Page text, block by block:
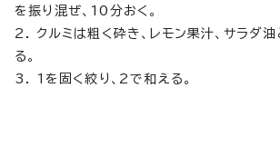
を振り混ぜ、10分おく。
2. クルミは粗く砕き、レモン果汁、サラダ油
る。
3. 1を固く絞り、2で和える。